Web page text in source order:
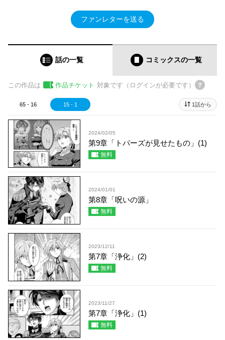
ファンレターを送る
話の一覧 コミックスの一覧
この作品は 作品チケット 対象です（ログインが必要です）
65 - 16 15 - 1 1話から
2024/02/05
第9章「トパーズが見せたもの」(1)
無料
2024/01/01
第8章「呪いの源」
無料
2023/12/11
第7章「浄化」(2)
無料
2023/11/27
第7章「浄化」(1)
無料